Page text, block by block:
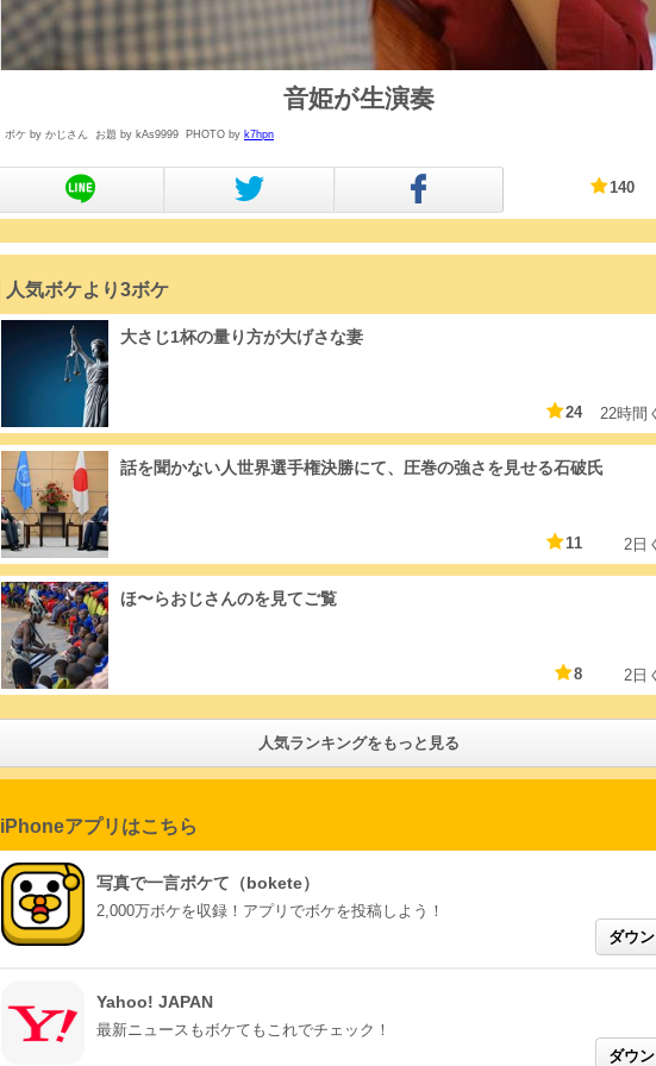
音姫が生演奏
ボケ by かじさん お題 by kAs9999 PHOTO by k7hpn
140
人気ボケより3ボケ
大さじ1杯の量り方が大げさな妻
24 22時間
話を聞かない人世界選手権決勝にて、圧巻の強さを見せる石破氏
11 2日
ほ〜らおじさんのを見てご覧
8 2日
人気ランキングをもっと見る
iPhoneアプリはこちら
写真で一言ボケて（bokete）
2,000万ボケを収録！アプリでボケを投稿しよう！
Yahoo! JAPAN
最新ニュースもボケてもこれでチェック！